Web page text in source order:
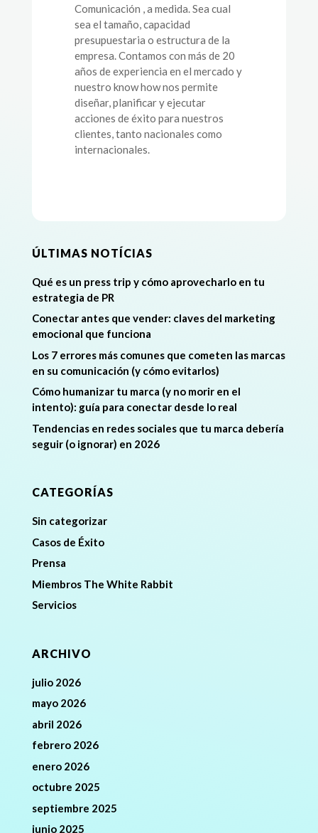
Comunicación , a medida. Sea cual
sea el tamaño, capacidad
presupuestaria o estructura de la
empresa. Contamos con más de 20
años de experiencia en el mercado y
nuestro know how nos permite
diseñar, planificar y ejecutar
acciones de éxito para nuestros
clientes, tanto nacionales como
internacionales.
ÚLTIMAS NOTÍCIAS
Qué es un press trip y cómo aprovecharlo en tu
estrategia de PR
Conectar antes que vender: claves del marketing
emocional que funciona
Los 7 errores más comunes que cometen las marcas
en su comunicación (y cómo evitarlos)
Cómo humanizar tu marca (y no morir en el
intento): guía para conectar desde lo real
Tendencias en redes sociales que tu marca debería
seguir (o ignorar) en 2026
CATEGORÍAS
Sin categorizar
Casos de Éxito
Prensa
Miembros The White Rabbit
Servicios
ARCHIVO
julio 2026
mayo 2026
abril 2026
febrero 2026
enero 2026
octubre 2025
septiembre 2025
junio 2025